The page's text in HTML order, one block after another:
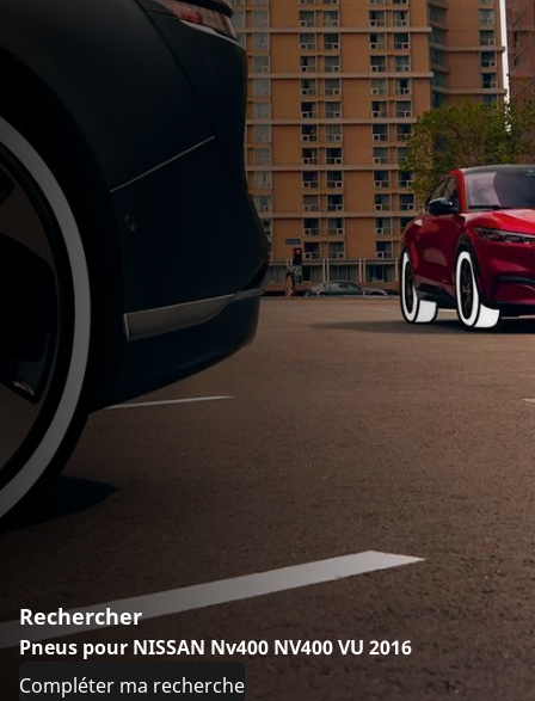
Rechercher
Pneus pour NISSAN Nv400 NV400 VU 2016
Compléter ma recherche